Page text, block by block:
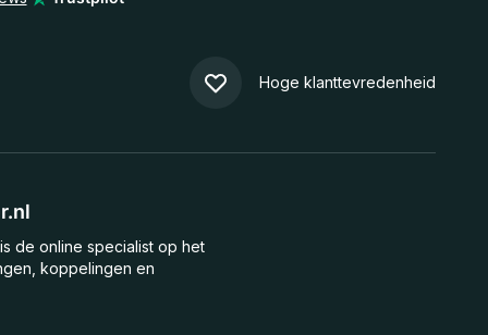
Hoge klanttevredenheid
de online specialist op het
koppelingen en